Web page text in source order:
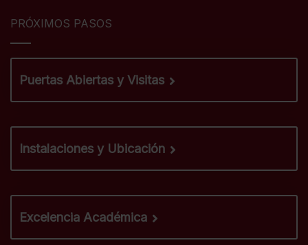
PRÓXIMOS PASOS
Puertas Abiertas y Visitas
Instalaciones y Ubicación
Excelencia Académica